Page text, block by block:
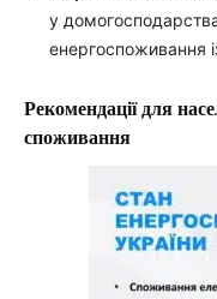
у
енергоспоживання
Рекомендації для
споживання